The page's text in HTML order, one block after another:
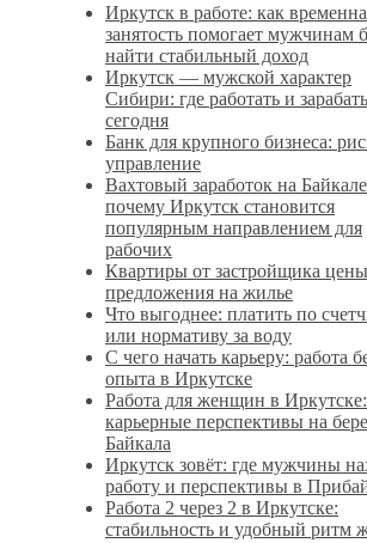
Иркутск в работе: как
занятость помогает мужчинам
найти стабильный доход
Иркутск — мужской характер
Сибири: где работать и
сегодня
Банк для крупного бизнеса:
управление
Вахтовый заработок на
почему Иркутск становится
популярным направлением для
рабочих
Квартиры от застройщика
предложения на жилье
Что выгоднее: платить по
или нормативу за воду
С чего начать карьеру: работа
опыта в Иркутске
Работа для женщин в Иркутске:
карьерные перспективы на
Байкала
Иркутск зовёт: где мужчины
работу и перспективы в
Работа 2 через 2 в Иркутске:
стабильность и удобный ритм